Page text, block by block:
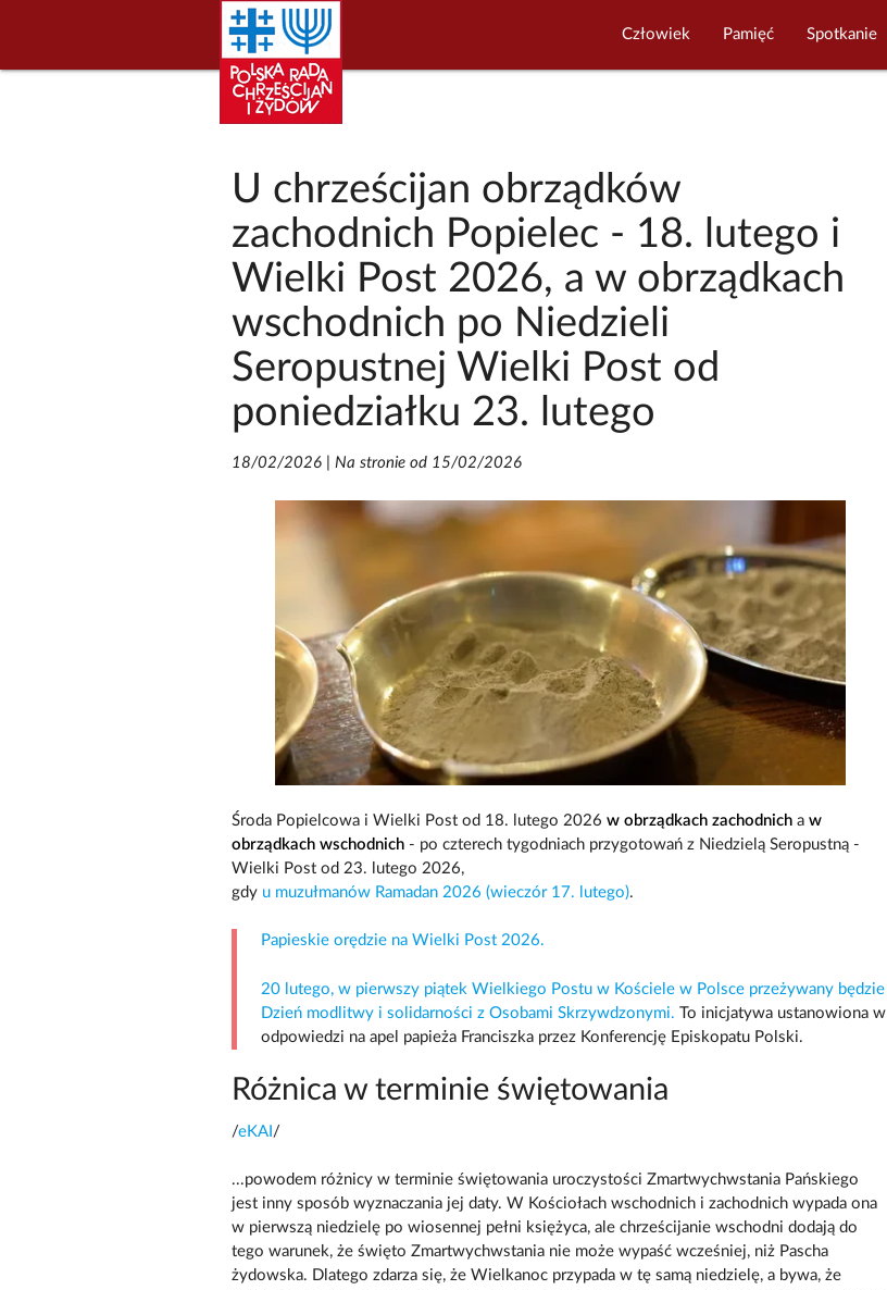
Człowiek Pamięć Spotkanie
U chrześcijan obrządków
zachodnich Popielec - 18. lutego i
Wielki Post 2026, a w obrządkach
wschodnich po Niedzieli
Seropustnej Wielki Post od
poniedziałku 23. lutego
18/02/2026| Na stronie od 15/02/2026
Środa Popielcowa i Wielki Post od 18. lutego 2026 w obrządkach zachodnicha w
obrządkach wschodnich- po czterech tygodniach przygotowań z Niedzielą Seropustną -
Wielki Post od 23. lutego 2026,
gdy u muzułmanów Ramadan 2026 (wieczór 17. lutego).
Papieskie orędzie na Wielki Post 2026.
20 lutego, w pierwszy piątek Wielkiego Postu w Kościele w Polsce przeżywany będzie
Dzień modlitwy i solidarności z Osobami Skrzywdzonymi. To inicjatywa ustanowiona w
odpowiedzi na apel papieża Franciszka przez Konferencję Episkopatu Polski.
Różnica w terminie świętowania
/eKAI /
...powodem różnicy w terminie świętowania uroczystości Zmartwychwstania Pańskiego
jest inny sposób wyznaczania jej daty. W Kościołach wschodnich i zachodnich wypada ona
w pierwszą niedzielę po wiosennej pełni księżyca, ale chrześcijanie wschodni dodają do
tego warunek, że święto Zmartwychwstania nie może wypaść wcześniej, niż Pascha
żydowska. Dlatego zdarza się, że Wielkanoc przypada w tę samą niedzielę, a bywa, że